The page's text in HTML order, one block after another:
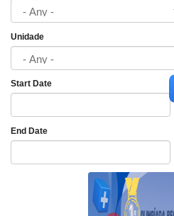
Unidade
Start Date
End Date